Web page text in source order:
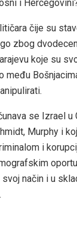
i
čije su
zbog
koje su
među
se Izrael u
Murphy i
i
način i u